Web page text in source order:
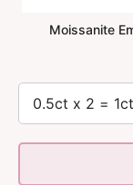
Moissanite